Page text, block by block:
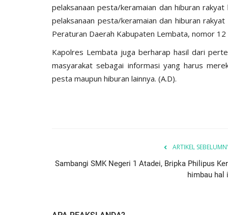
pelaksanaan pesta/keramaian dan hiburan
pelaksanaan pesta/keramaian dan hiburan
Peraturan Daerah Kabupaten Lembata, nomor
Kapolres Lembata juga berharap hasil dari
masyarakat sebagai informasi yang harus
pesta maupun hiburan lainnya. (A.D).
ARTIKEL
Sambangi SMK Negeri 1 Atadei, Bripka Philipus
himbau hal